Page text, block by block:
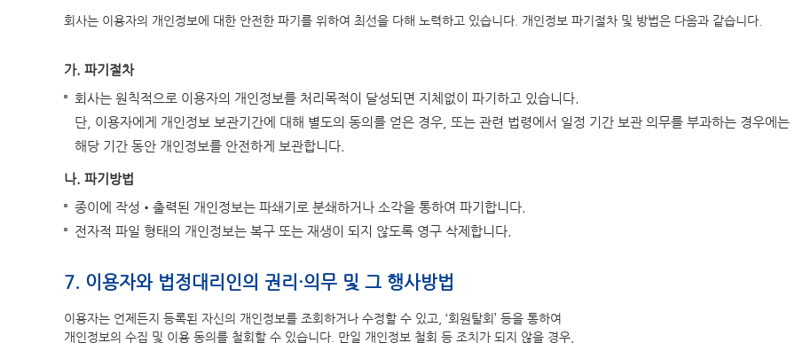
회사는 이용자의 개인정보에 대한 안전한 파기를 위하여 최선을 다해 노력하고 있습니다. 개인정보 파기절차 및 방법은 다음과 같습니다.
가. 파기절차
회사는 원칙적으로 이용자의 개인정보를 처리목적이 달성되면 지체없이 파기하고 있습니다.
단, 이용자에게 개인정보 보관기간에 대해 별도의 동의를 얻은 경우, 또는 관련 법령에서 일정 기간 보관 의무를 부과하는 경우에는
해당 기간 동안 개인정보를 안전하게 보관합니다.
나. 파기방법
종이에 작성•출력된 개인정보는 파쇄기로 분쇄하거나 소각을 통하여 파기합니다.
전자적 파일 형태의 개인정보는 복구 또는 재생이 되지 않도록 영구 삭제합니다.
7. 이용자와 법정대리인의 권리·의무 및 그 행사방법
이용자는 언제든지 등록된 자신의 개인정보를 조회하거나 수정할 수 있고, ‘회원탈회’ 등을 통하여
개인정보의 수집 및 이용 동의를 철회할 수 있습니다. 만일 개인정보 철회 등 조치가 되지 않을 경우,